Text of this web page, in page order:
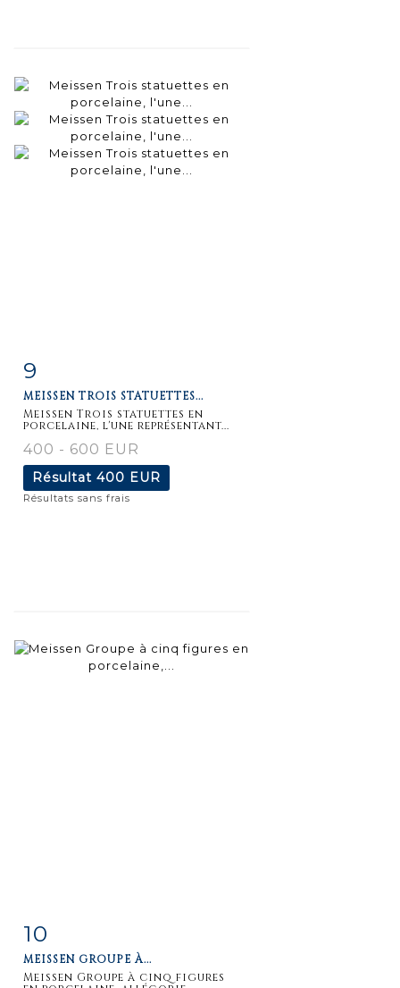
détaillée
9
MEISSEN TROIS STATUETTES...
Meissen Trois statuettes en
porcelaine, l'une représentant...
400 - 600 EUR
Résultat 400 EUR
Résultats sans frais
10
MEISSEN GROUPE À...
Meissen Groupe à cinq figures